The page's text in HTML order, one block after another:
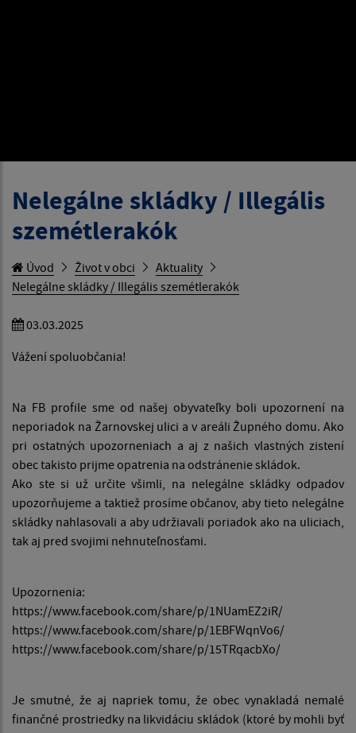
Nelegálne skládky / Illegális
szemétlerakók
Úvod Život v obci
Aktuality
Nelegálne skládky / Illegális szemétlerakók
03.03.2025
Vážení spoluobčania!
Na FB profile sme od našej obyvateľky boli upozornení na
neporiadok na Žarnovskej ulici a v areáli Župného domu. Ako
pri ostatných upozorneniach a aj z našich vlastných zistení
obec takisto prijme opatrenia na odstránenie skládok.
Ako ste si už určite všimli, na nelegálne skládky odpadov
upozorňujeme a taktiež prosíme občanov, aby tieto nelegálne
skládky nahlasovali a aby udržiavali poriadok ako na uliciach,
tak aj pred svojimi nehnuteľnosťami.
Upozornenia:
https://www.facebook.com/share/p/1NUamEZ2iR/
https://www.facebook.com/share/p/1EBFWqnVo6/
https://www.facebook.com/share/p/15TRqacbXo/
Je smutné, že aj napriek tomu, že obec vynakladá nemalé
finančné prostriedky na likvidáciu skládok (ktoré by mohli byť